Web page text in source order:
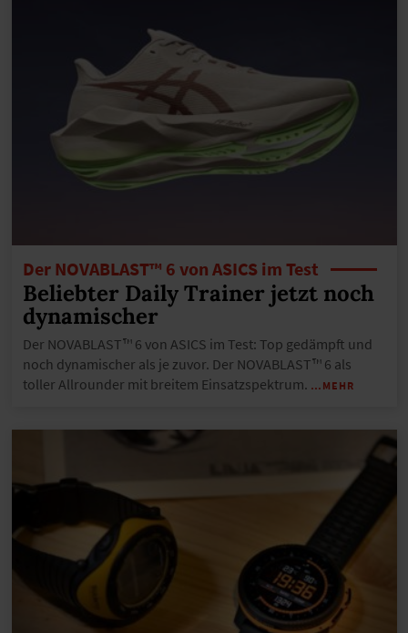
Der NOVABLAST™ 6 von ASICS im Test
Beliebter Daily Trainer jetzt noch
dynamischer
Der NOVABLAST™ 6 von ASICS im Test: Top gedämpft und
noch dynamischer als je zuvor. Der NOVABLAST™ 6 als
toller Allrounder mit breitem Einsatzspektrum. …MEHR